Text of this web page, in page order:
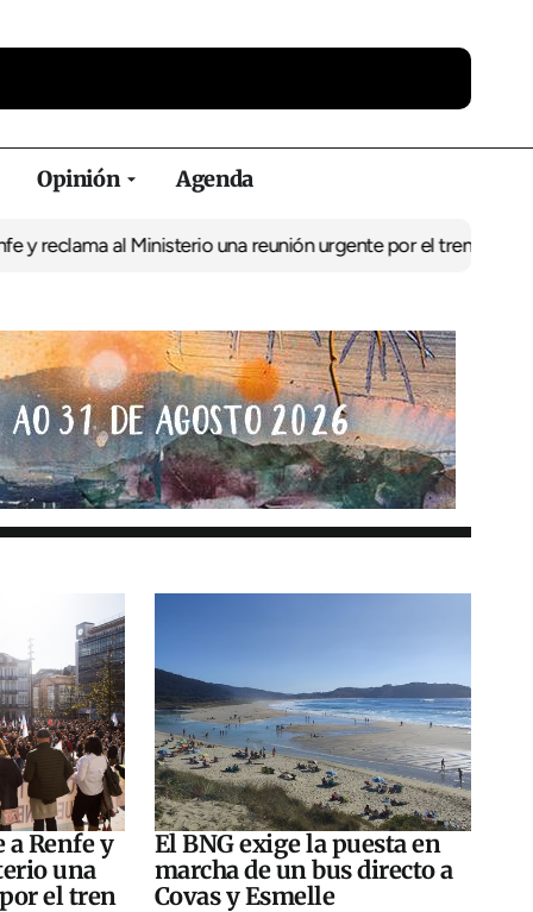
Opinión Agenda
al Ministerio una reunión urgente por el trenEl BNG exige la
Renfe y
una
el tren
El BNG exige la puesta en
marcha de un bus directo a
Covas y Esmelle